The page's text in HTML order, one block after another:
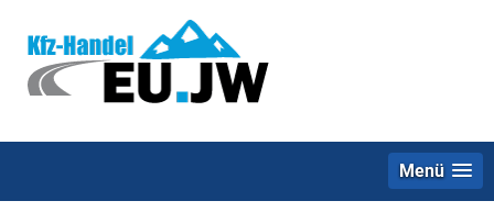
Menü